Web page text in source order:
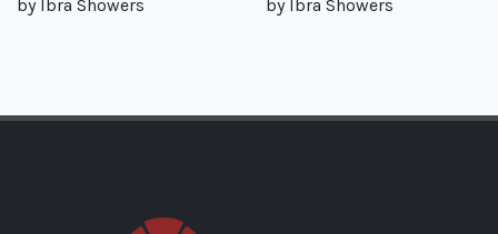
by Ibra Showers by Ibra Showers